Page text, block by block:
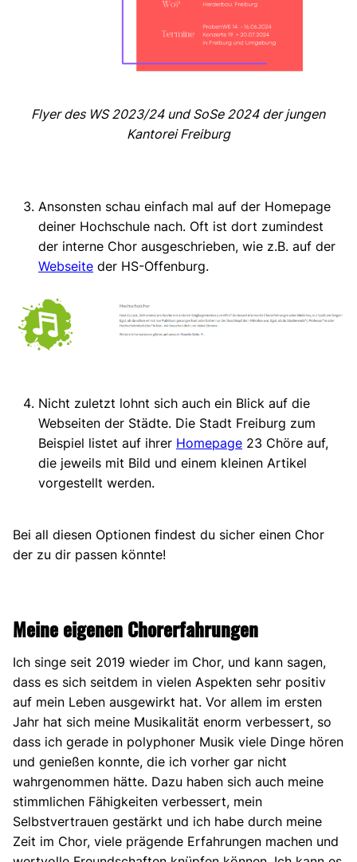
Flyer des WS 2023/24 und SoSe 2024 der jungen
Kantorei Freiburg
Ansonsten schau einfach mal auf der Homepage
deiner Hochschule nach. Oft ist dort zumindest
der interne Chor ausgeschrieben, wie z.B. auf der
Webseite der HS-Offenburg.
Nicht zuletzt lohnt sich auch ein Blick auf die
Webseiten der Städte. Die Stadt Freiburg zum
Beispiel listet auf ihrer Homepage 23 Chöre auf,
die jeweils mit Bild und einem kleinen Artikel
vorgestellt werden.
Bei all diesen Optionen findest du sicher einen Chor
der zu dir passen könnte!
Meine eigenen Chorerfahrungen
Ich singe seit 2019 wieder im Chor, und kann sagen,
dass es sich seitdem in vielen Aspekten sehr positiv
auf mein Leben ausgewirkt hat. Vor allem im ersten
Jahr hat sich meine Musikalität enorm verbessert, so
dass ich gerade in polyphoner Musik viele Dinge hören
und genießen konnte, die ich vorher gar nicht
wahrgenommen hätte. Dazu haben sich auch meine
stimmlichen Fähigkeiten verbessert, mein
Selbstvertrauen gestärkt und ich habe durch meine
Zeit im Chor, viele prägende Erfahrungen machen und